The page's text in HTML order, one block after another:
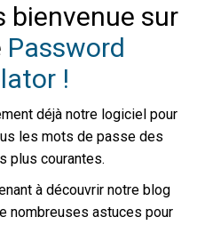
bienvenue sur
Password
!
déjà notre logiciel pour
les mots de passe des
plus courantes.
à découvrir notre blog
nombreuses astuces pour